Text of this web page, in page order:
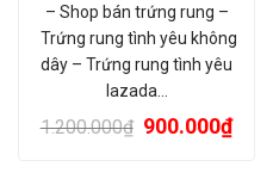
– Shop bán trứng rung –
Trứng rung tình yêu không
dây – Trứng rung tình yêu
lazada…
1.200.000₫ 900.000₫